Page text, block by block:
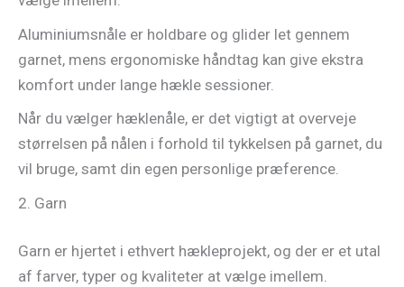
Aluminiumsnåle er holdbare og glider let gennem
garnet, mens ergonomiske håndtag kan give ekstra
komfort under lange hækle sessioner.
Når du vælger hæklenåle, er det vigtigt at overveje
størrelsen på nålen i forhold til tykkelsen på garnet, du
vil bruge, samt din egen personlige præference.
2. Garn
Garn er hjertet i ethvert hækleprojekt, og der er et utal
af farver, typer og kvaliteter at vælge imellem.